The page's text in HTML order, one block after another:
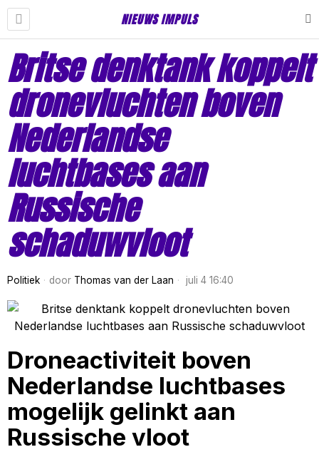
NIEUWS IMPULS
Britse denktank koppelt
dronevluchten boven
Nederlandse
luchtbases aan
Russische
schaduwvloot
Politiek door Thomas van der Laan juli 4 16:40
Droneactiviteit boven
Nederlandse luchtbases
mogelijk gelinkt aan
Russische vloot